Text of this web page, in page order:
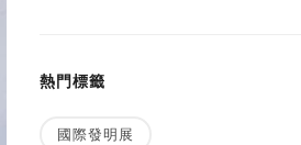
熱門標籤
國際發明展